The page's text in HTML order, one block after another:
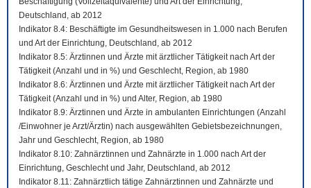
Deutschland, ab 2012
Indikator 8.4: Beschäftigte im Gesundheitswesen in 1.000 nach Berufen
und Art der Einrichtung, Deutschland, ab 2012
Indikator 8.5: Ärztinnen und Ärzte mit ärztlicher Tätigkeit nach Art der
Tätigkeit (Anzahl und in %) und Geschlecht, Region, ab 1980
Indikator 8.6: Ärztinnen und Ärzte mit ärztlicher Tätigkeit nach Art der
Tätigkeit (Anzahl und in %) und Alter, Region, ab 1980
Indikator 8.9: Ärztinnen und Ärzte in ambulanten Einrichtungen (Anzahl
/Einwohner je Arzt/Ärztin) nach ausgewählten Gebietsbezeichnungen,
Jahr und Geschlecht, Region, ab 1980
Indikator 8.10: Zahnärztinnen und Zahnärzte in 1.000 nach Art der
Einrichtung, Geschlecht und Jahr, Deutschland, ab 2012
Indikator 8.11: Zahnärztlich tätige Zahnärztinnen und Zahnärzte und